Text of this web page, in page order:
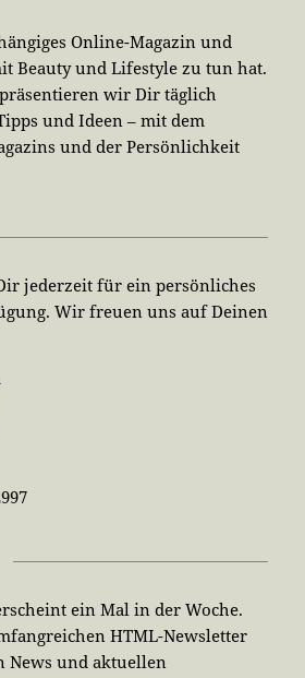
Online-Magazin und
Beauty und Lifestyle zu tun hat.
wir Dir täglich
und Ideen – mit dem
und der Persönlichkeit
jederzeit für ein persönliches
Wir freuen uns auf Deinen
ein Mal in der Woche.
HTML-Newsletter
und aktuellen